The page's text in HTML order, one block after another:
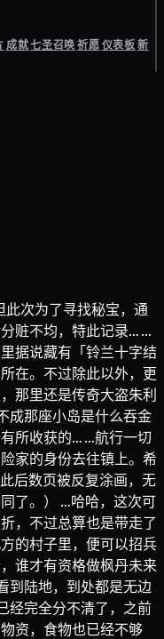
成就七圣召唤祈愿仪表板新
次为了寻找秘宝，通
赃不均，特此记录… …
据说藏有「铃兰十字结
在。不过除此以外，更
那里还是传奇大盗朱利
成那座小岛是什么吞金
所收获的… …航行一切
家的身份去往镇上。希
后数页被反复涂画，无
了。） …哈哈，这次可
，不过总算也是带走了
的村子里，便可以招兵
谁才有资格做枫丹未来
到陆地，到处都是无边
经完全分不清了，之前
资，食物也已经不够